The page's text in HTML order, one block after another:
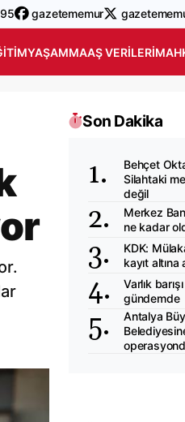
gazetememur
YAŞAMMAAŞ VERILERI
Son Dakika
Behçet
Silahtaki
değil
Merkez
ne kadar
KDK:
kayıt altına
Varlık
gündemde
Antalya